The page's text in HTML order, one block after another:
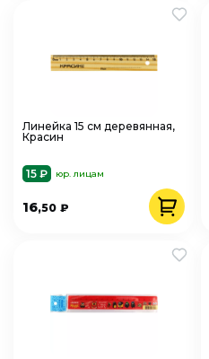
Линейка 15 см деревянная,
Красин
15 ₽ юр. лицам
16,50 ₽